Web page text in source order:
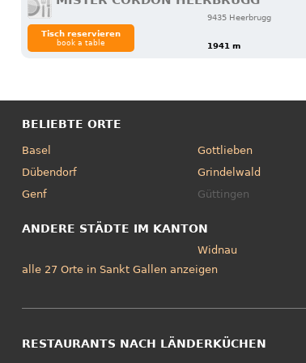
9435 Heerbrugg
1941 m
Tisch reservieren
book a table
BELIEBTE ORTE
Basel
Dübendorf
Genf
Gottlieben
Grindelwald
Güttingen
ANDERE STÄDTE IM KANTON
Widnau
alle 27 Orte in Sankt Gallen anzeigen
RESTAURANTS NACH LÄNDERKÜCHEN